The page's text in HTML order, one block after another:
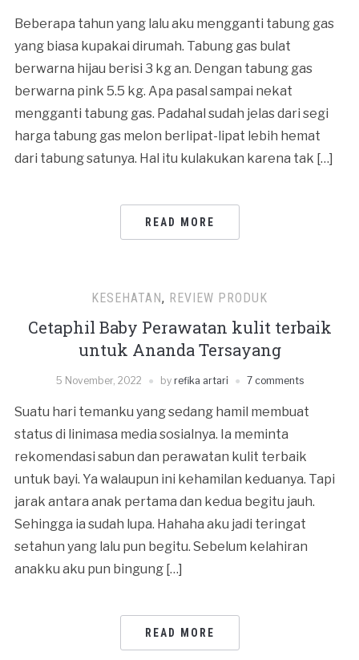
Beberapa tahun yang lalu aku mengganti tabung gas
yang biasa kupakai dirumah. Tabung gas bulat
berwarna hijau berisi 3 kg an. Dengan tabung gas
berwarna pink 5.5 kg. Apa pasal sampai nekat
mengganti tabung gas. Padahal sudah jelas dari segi
harga tabung gas melon berlipat-lipat lebih hemat
dari tabung satunya. Hal itu kulakukan karena tak […]
READ MORE
KESEHATAN, REVIEW PRODUK
Cetaphil Baby Perawatan kulit terbaik
untuk Ananda Tersayang
5 November, 2022 by refika artari 7 comments
Suatu hari temanku yang sedang hamil membuat
status di linimasa media sosialnya. Ia meminta
rekomendasi sabun dan perawatan kulit terbaik
untuk bayi. Ya walaupun ini kehamilan keduanya. Tapi
jarak antara anak pertama dan kedua begitu jauh.
Sehingga ia sudah lupa. Hahaha aku jadi teringat
setahun yang lalu pun begitu. Sebelum kelahiran
anakku aku pun bingung […]
READ MORE